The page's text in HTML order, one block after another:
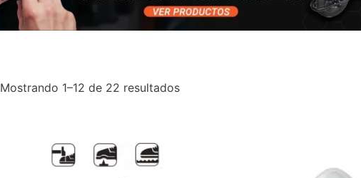
Mostrando 1–12 de 22 resultados